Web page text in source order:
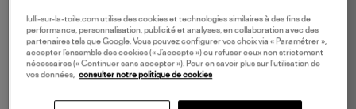
lulli-sur-la-toile.com utilise des cookies et technologies similaires à des fins de
performance, personnalisation, publicité et analyses, en collaboration avec des
partenaires tels que Google. Vous pouvez configurer vos choix via « Paramétrer »,
accepter l’ensemble des cookies (« J’accepte ») ou refuser ceux non strictement
nécessaires (« Continuer sans accepter »). Pour en savoir plus sur l’utilisation de
vos données, consulter notre politique de cookies